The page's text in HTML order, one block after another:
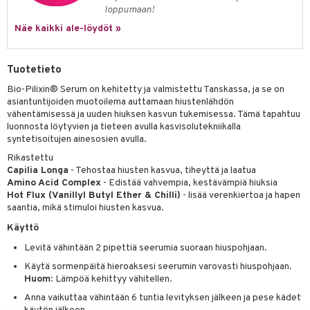
loppumaan!
Näe kaikki ale-löydöt »
Tuotetieto
Bio-Pilixin® Serum on kehitetty ja valmistettu Tanskassa, ja se on
asiantuntijoiden muotoilema auttamaan hiustenlähdön
vähentämisessä ja uuden hiuksen kasvun tukemisessa. Tämä tapahtuu
luonnosta löytyvien ja tieteen avulla kasvisolutekniikalla
syntetisoitujen ainesosien avulla.
Rikastettu
Capilia Longa - Tehostaa hiusten kasvua, tiheyttä ja laatua
Amino Acid Complex - Edistää vahvempia, kestävämpiä hiuksia
Hot Flux (Vanillyl Butyl Ether & Chilli) - lisää verenkiertoa ja hapen
saantia, mikä stimuloi hiusten kasvua.
Käyttö
Levitä vähintään 2 pipettiä seerumia suoraan hiuspohjaan.
Käytä sormenpäitä hieroaksesi seerumin varovasti hiuspohjaan.
Huom: Lämpöä kehittyy vähitellen.
Anna vaikuttaa vähintään 6 tuntia levityksen jälkeen ja pese kädet
3: Kosteutus
ja naamiot
Huulten Hoito
Elixir
Happy
Happy For Men
Miehille
& Soujaus
& Ihonpuhdistus